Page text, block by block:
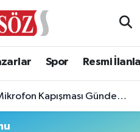
Spor Resmi
Kapışması Gündem Oldu!